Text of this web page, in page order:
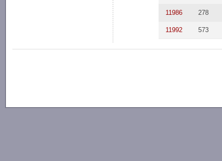
11986 278
11992 573